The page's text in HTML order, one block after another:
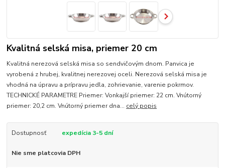
Kvalitná selská misa, priemer 20 cm
Kvalitná nerezová selská misa so sendvičovým dnom. Panvica je
vyrobená z hrubej, kvalitnej nerezovej oceli. Nerezová selská misa je
vhodná na úpravu a prípravu jedla, zohrievanie, varenie pokrmov.
TECHNICKÉ PARAMETRE Priemer: Vonkajší priemer: 22 cm. Vnútorný
priemer: 20,2 cm. Vnútorný priemer dna... celý popis
Dostupnosť expedícia 3-5 dní
Nie sme platcovia DPH